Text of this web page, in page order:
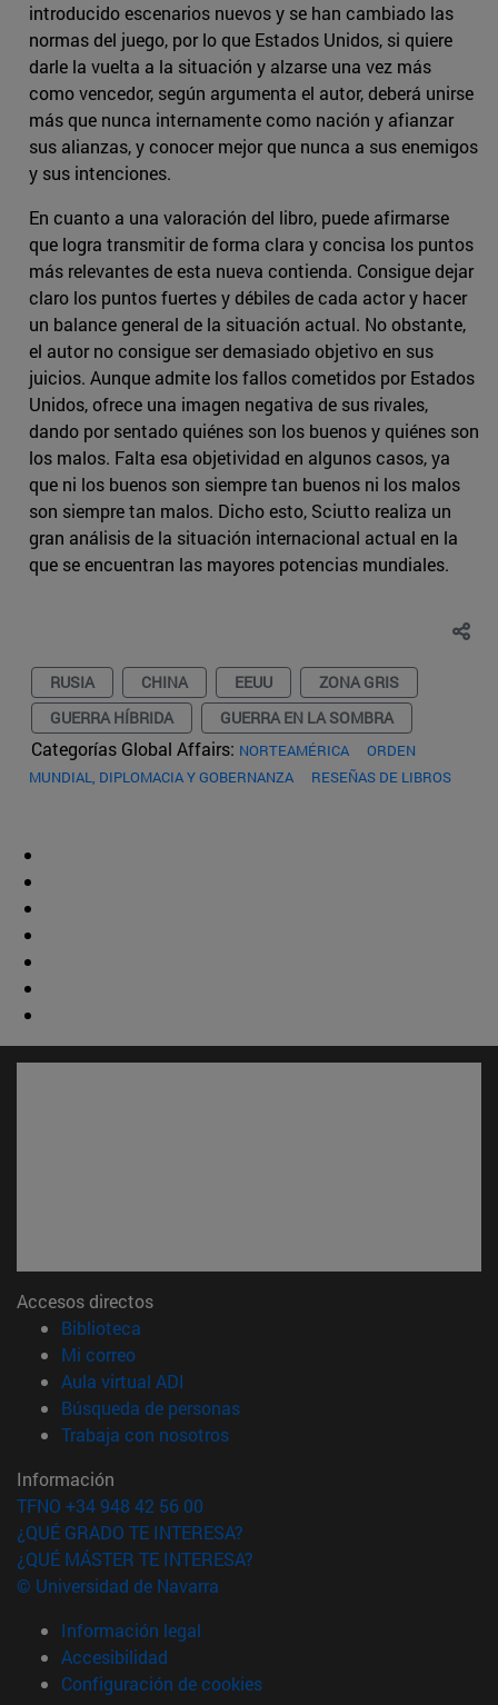
introducido escenarios nuevos y se han cambiado las
normas del juego, por lo que Estados Unidos, si quiere
darle la vuelta a la situación y alzarse una vez más
como vencedor, según argumenta el autor, deberá unirse
más que nunca internamente como nación y afianzar
sus alianzas, y conocer mejor que nunca a sus enemigos
y sus intenciones.
En cuanto a una valoración del libro, puede afirmarse
que logra transmitir de forma clara y concisa los puntos
más relevantes de esta nueva contienda. Consigue dejar
claro los puntos fuertes y débiles de cada actor y hacer
un balance general de la situación actual. No obstante,
el autor no consigue ser demasiado objetivo en sus
juicios. Aunque admite los fallos cometidos por Estados
Unidos, ofrece una imagen negativa de sus rivales,
dando por sentado quiénes son los buenos y quiénes son
los malos. Falta esa objetividad en algunos casos, ya
que ni los buenos son siempre tan buenos ni los malos
son siempre tan malos. Dicho esto, Sciutto realiza un
gran análisis de la situación internacional actual en la
que se encuentran las mayores potencias mundiales.
RUSIA CHINA EEUU
ZONA GRIS
GUERRA HÍBRIDA
GUERRA EN LA SOMBRA
Categorías Global Affairs: NORTEAMÉRICA
ORDEN
MUNDIAL, DIPLOMACIA Y GOBERNANZA
RESEÑAS DE LIBROS
Accesos directos
Biblioteca
Mi correo(abre en nueva ventana)
Aula virtual ADI
Búsqueda de personas(abre en nueva ventana)
Trabaja con nosotros(abre en nueva ventana)
Información
TFNO +34 948 42 56 00
¿QUÉ GRADO TE INTERESA?
¿QUÉ MÁSTER TE INTERESA?
© Universidad de Navarra
Información legal
Accesibilidad
Configuración de cookies